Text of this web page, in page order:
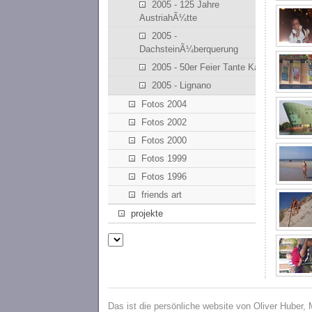
2005 - 125 Jahre
AustriahÃ¼tte
2005 -
DachsteinÃ¼berquerung
2005 - 50er Feier Tante Kathi
2005 - Lignano
Fotos 2004
Fotos 2002
Fotos 2000
Fotos 1999
Fotos 1996
friends art
projekte
Das ist die persönliche website von Oliver Huber,